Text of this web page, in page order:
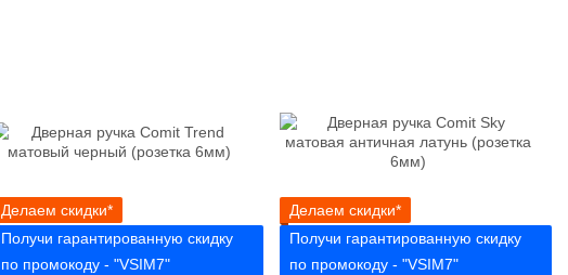
Делаем скидки*
Получи гарантированную скидку
по промокоду - "VSIM7"
Делаем скидки*
Получи гарантированную скидку
по промокоду - "VSIM7"